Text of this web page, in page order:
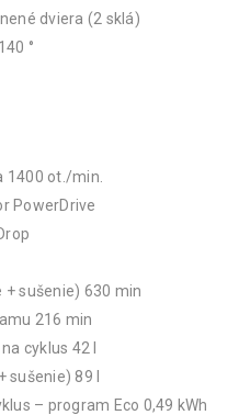
dviera (2 sklá)
°
1400 ot./min.
PowerDrive
+ sušenie) 630 min
216 min
cyklus 42 l
89 l
– program Eco 0,49 kWh